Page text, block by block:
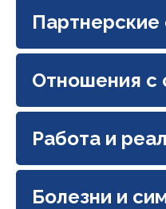
Отношения с
Работа и
Болезни и